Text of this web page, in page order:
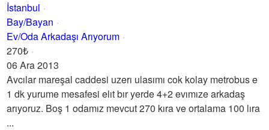
İstanbul
Bay/Bayan
Ev/Oda Arkadaşı Arıyorum
270₺
06 Ara 2013
Avcılar mareşal caddesi uzerı ulasımı cok kolay metrobus e
1 dk yurume mesafesi elıt bır yerde 4+2 evımıze arkadaş
arıyoruz. Boş 1 odamız mevcut 270 kıra ve ortalama 100 lıra
...